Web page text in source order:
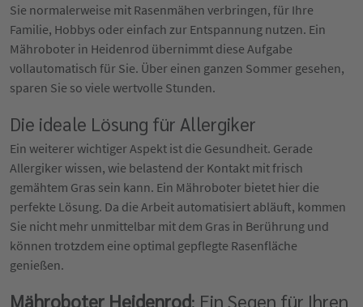
Sie normalerweise mit Rasenmähen verbringen, für Ihre
Familie, Hobbys oder einfach zur Entspannung nutzen. Ein
Mähroboter in Heidenrod übernimmt diese Aufgabe
vollautomatisch für Sie. Über einen ganzen Sommer gesehen,
sparen Sie so viele wertvolle Stunden.
Die ideale Lösung für Allergiker
Ein weiterer wichtiger Aspekt ist die Gesundheit. Gerade
Allergiker wissen, wie belastend der Kontakt mit frisch
gemähtem Gras sein kann. Ein Mähroboter bietet hier die
perfekte Lösung. Da die Arbeit automatisiert abläuft, kommen
Sie nicht mehr unmittelbar mit dem Gras in Berührung und
können trotzdem eine optimal gepflegte Rasenfläche
genießen.
Mähroboter Heidenrod: Ein Segen für Ihren